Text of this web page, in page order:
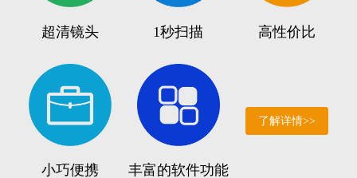
超清镜头 1秒扫描 高性价比
小巧便携 丰富的软件功能
了解详情>>